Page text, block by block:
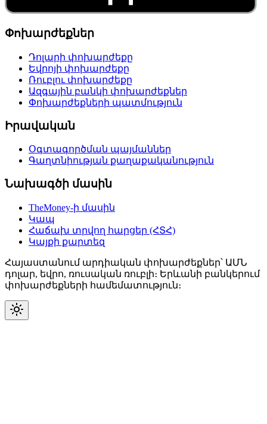
Փոխարժեքներ
Դոլարի փոխարժեքը
Եվրոյի փոխարժեքը
Ռուբլու փոխարժեքը
Ազգային բանկի փոխարժեքներ
Փոխարժեքների պատմություն
Իրավական
Օգտագործման պայմաններ
Գաղտնիության քաղաքականություն
Նախագծի մասին
TheMoney-ի մասին
Կապ
Հաճախ տրվող հարցեր (ՀՏՀ)
Կայքի քարտեզ
Հայաստանում արդիական փոխարժեքներ՝ ԱՄՆ
դոլար, եվրո, ռուսական ռուբլի։ Երևանի բանկերում
փոխարժեքների համեմատություն։